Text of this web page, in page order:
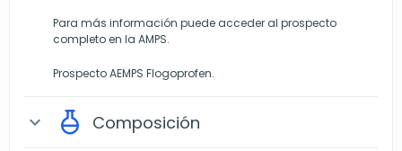
Para más información puede acceder al prospecto
completo en la AMPS.
Prospecto AEMPS Flogoprofen.
expand_more Composición